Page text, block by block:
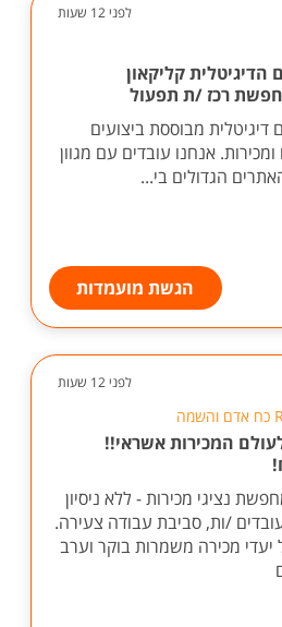
לפני 12 שעות
קליקאון
רכז /ת תפעול
דיגיטלית מבוססת ביצועים
אנחנו עובדים עם מגוון
הגדולים בי...
הגשת מועמדות
לפני 12 שעות
המכירות אשראי!!
נציגי מכירות - ללא ניסיון
/ות, סביבת עבודה צעירה.
יעדי מכירה משמרות בוקר וערב